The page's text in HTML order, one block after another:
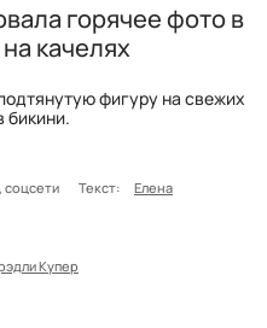
горячее фото в
качелях
фигуру на свежих
бикини.
Текст:
Елена
Купер